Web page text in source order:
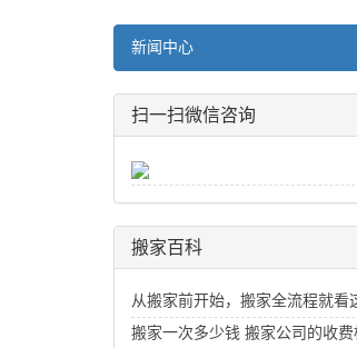
新闻中心
扫一扫微信咨询
搬家百科